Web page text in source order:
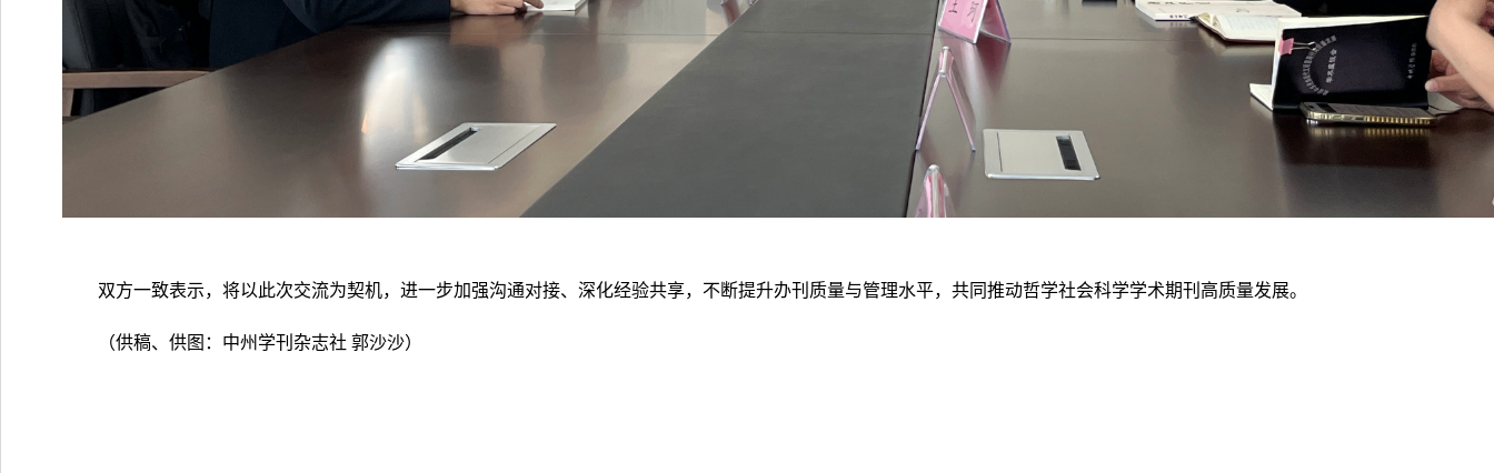
双方一致表示，将以此次交流为契机，进一步加强沟通对接、深化经验共享，不断提升办刊质量与管理水平，共同推动哲学社会科学学术期刊高质量发展。
（供稿、供图： 中州学刊杂志社 郭沙沙）